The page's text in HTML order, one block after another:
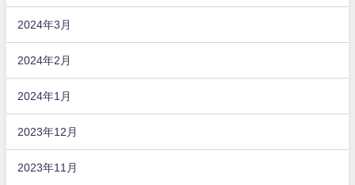
2024年3月
2024年2月
2024年1月
2023年12月
2023年11月